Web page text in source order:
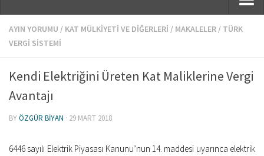
Ana Sayfa
Hakkında
Makaleler
AYIN YORUMU / KAT MÜLKIYETI VE DIĞERLERI / MAKALELER / TÜRK
VERGI SISTEMI
Kendi Elektriğini Üreten Kat Maliklerine Vergi
Avantajı
BYÖZGÜR BIYAN · 29 MART 2018
6446 sayılı Elektrik Piyasası Kanunu’nun 14. maddesi uyarınca elektrik